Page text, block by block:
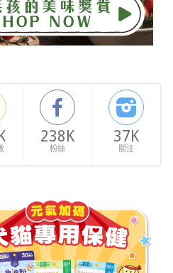
238K
粉絲
37K
關注